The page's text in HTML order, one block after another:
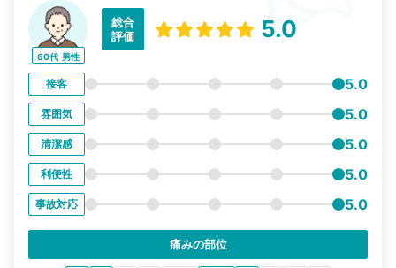
60代 男性
総合
評価
5.0
接客 5.0
雰囲気 5.0
清潔感 5.0
利便性 5.0
事故対応 5.0
痛みの部位